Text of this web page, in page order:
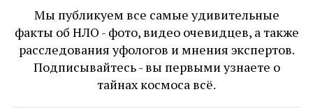
Мы публикуем все самые удивительные
факты об НЛО - фото, видео очевидцев, а также
расследования уфологов и мнения экспертов.
Подписывайтесь - вы первыми узнаете о
тайнах космоса всё.